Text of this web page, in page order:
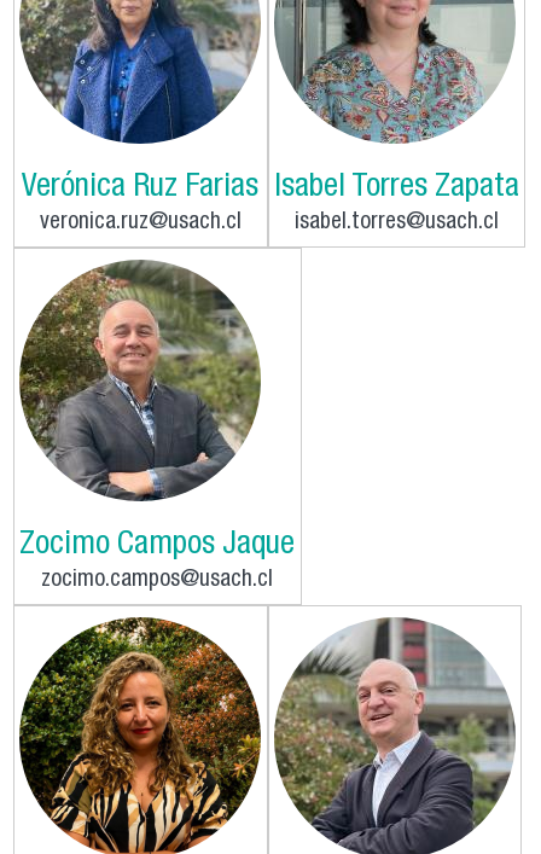
Verónica Ruz Farias
veronica.ruz@usach.cl
Isabel Torres Zapata
isabel.torres@usach.cl
Zocimo Campos Jaque
zocimo.campos@usach.cl